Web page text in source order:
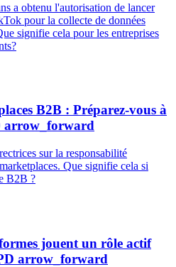
a obtenu l'autorisation de lancer
pour la collecte de données
signifie cela pour les entreprises
B2B : Préparez-vous à
arrow_forward
sur la responsabilité
Que signifie cela si
B2B ?
jouent un rôle actif
arrow_forward